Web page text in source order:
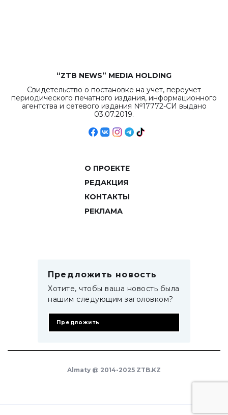
“ZTB NEWS” MEDIA HOLDING
Свидетельство о постановке на учет, переучет
периодического печатного издания, информационного
агентства и сетевого издания №17772-СИ выдано
03.07.2019.
О ПРОЕКТЕ
РЕДАКЦИЯ
КОНТАКТЫ
РЕКЛАМА
Предложить новость
Хотите, чтобы ваша новость была
нашим следующим заголовком?
Предложить
Almaty @ 2014-2025 ZTB.KZ